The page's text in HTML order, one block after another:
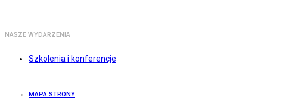
NASZE WYDARZENIA
Szkolenia i konferencje
MAPA STRONY